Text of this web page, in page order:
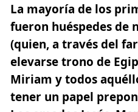
La mayoría de los
fueron huéspedes de
(quien, a través del
elevarse trono de
Miriam y todos
tener un papel